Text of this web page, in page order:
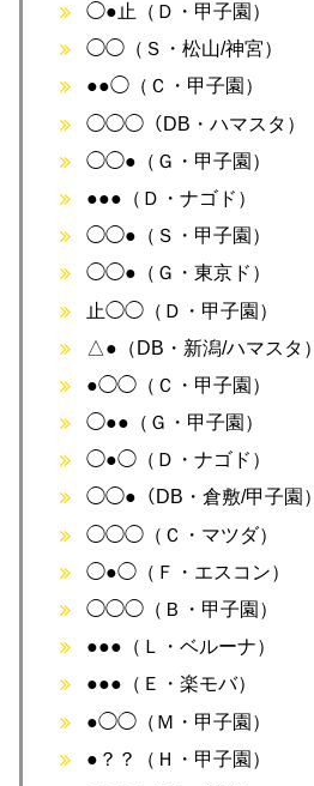
◯●止（Ｄ・甲子園）
◯◯（Ｓ・松山/神宮）
●●◯（Ｃ・甲子園）
◯◯◯（DB・ハマスタ）
◯◯●（Ｇ・甲子園）
●●●（Ｄ・ナゴド）
◯◯●（Ｓ・甲子園）
◯◯●（Ｇ・東京ド）
止◯◯（Ｄ・甲子園）
△●（DB・新潟/ハマスタ）
●◯◯（Ｃ・甲子園）
◯●●（Ｇ・甲子園）
◯●◯（Ｄ・ナゴド）
◯◯●（DB・倉敷/甲子園）
◯◯◯（Ｃ・マツダ）
◯●◯（Ｆ・エスコン）
◯◯◯（Ｂ・甲子園）
●●●（Ｌ・ベルーナ）
●●●（Ｅ・楽モバ）
●◯◯（Ｍ・甲子園）
●？？（Ｈ・甲子園）